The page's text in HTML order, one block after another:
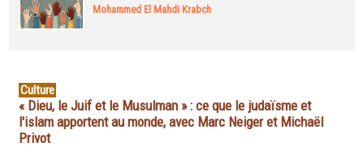
Mohammed El Mahdi Krabch
Culture
« Dieu, le Juif et le Musulman » : ce que le judaïsme et
l'islam apportent au monde, avec Marc Neiger et Michaël
Privot